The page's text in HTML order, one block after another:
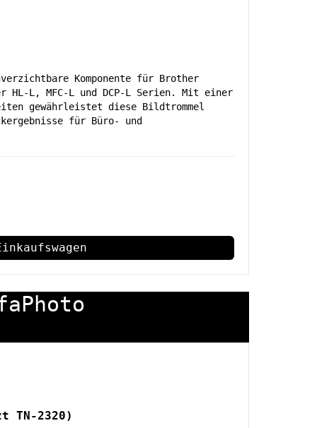
Komponente für Brother
L, MFC-L und DCP-L Serien. Mit einer
gewährleistet diese Bildtrommel
für Büro- und
TN-2320)